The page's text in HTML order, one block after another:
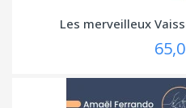
Les merveilleux